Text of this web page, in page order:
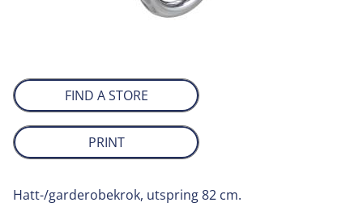
FIND A STORE
PRINT
Hatt-/garderobekrok, utspring 82 cm.